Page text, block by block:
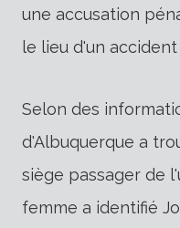
une accusation
le lieu d'un
Selon des
d'Albuquerque a
siège passager de
femme a identifié